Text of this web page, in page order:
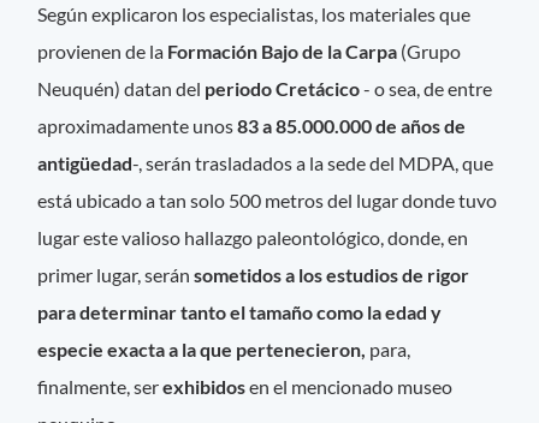
Según explicaron los especialistas, los materiales que
provienen de la Formación Bajo de la Carpa (Grupo
Neuquén) datan del periodo Cretácico- o sea, de entre
aproximadamente unos83 a 85.000.000 de años de
antigüedad-, serán trasladados a la sede del MDPA, que
está ubicado a tan solo 500 metros del lugar donde tuvo
lugar este valioso hallazgo paleontológico, donde, en
primer lugar, seránsometidos a los estudios de rigor
para determinar tanto el tamaño como la edad y
especie exacta a la que pertenecieron, para,
finalmente, serexhibidosen el mencionado museo